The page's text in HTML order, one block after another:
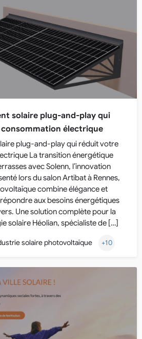
solaire plug-and-play qui
électrique
plug-and-play qui réduit votre
La transition énergétique
avec Solenn, l’innovation
lors du salon Artibat à Rennes,
combine élégance et
aux besoins énergétiques
Une solution complète pour la
solaire Héolian, spécialiste de […]
solaire photovoltaïque +10